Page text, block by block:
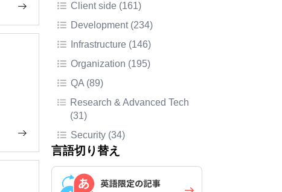
Client side (161)
Development (234)
Infrastructure (146)
Organization (195)
QA (89)
Research & Advanced Tech
(31)
Security (34)
言語切り替え